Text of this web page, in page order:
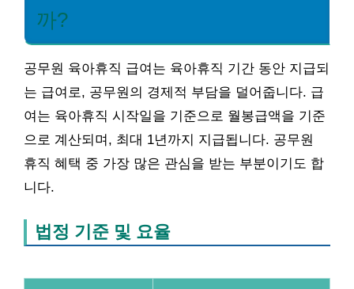
까?
공무원 육아휴직 급여는 육아휴직 기간 동안 지급되
는 급여로, 공무원의 경제적 부담을 덜어줍니다. 급
여는 육아휴직 시작일을 기준으로 월봉급액을 기준
으로 계산되며, 최대 1년까지 지급됩니다. 공무원
휴직 혜택 중 가장 많은 관심을 받는 부분이기도 합
니다.
법정 기준 및 요율